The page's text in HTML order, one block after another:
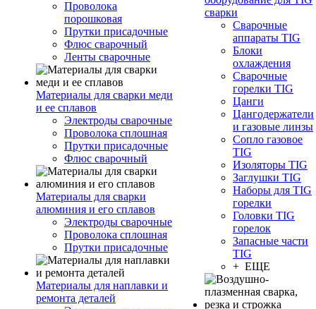
Проволока
порошковая
Прутки присадочные
Флюс сварочный
Ленты сварочные
Материалы для сварки меди
и ее сплавов
Электроды сварочные
Проволока сплошная
Прутки присадочные
Флюс сварочный
Материалы для сварки
алюминия и его сплавов
Электроды сварочные
Проволока сплошная
Прутки присадочные
Материалы для наплавки и
ремонта деталей
сварки
Сварочные
аппараты TIG
Блоки
охлаждения
Сварочные
горелки TIG
Цанги
Цангодержатели
и газовые линзы
Сопло газовое
TIG
Изоляторы TIG
Заглушки TIG
Наборы для TIG
горелки
Головки TIG
горелок
Запасные части
TIG
+ ЕЩЕ